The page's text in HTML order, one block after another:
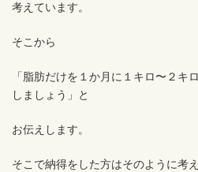
考えています。
そこから
「脂肪だけを１か月に１キロ〜２キ
しましょう」と
お伝えします。
そこで納得をした方はそのように考